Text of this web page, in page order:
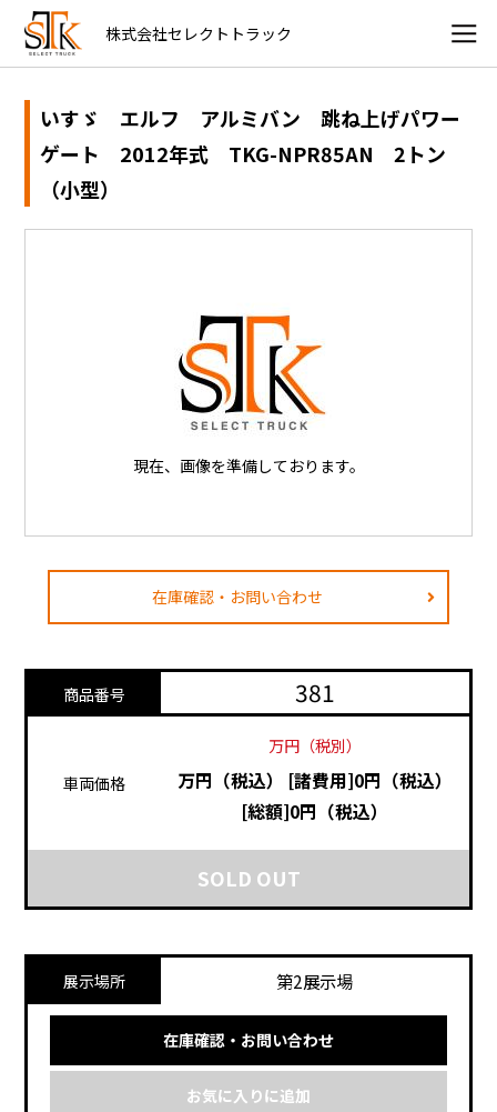
株式会社セレクトトラック
いすゞ エルフ アルミバン 跳ね上げパワー
ゲート 2012年式 TKG-NPR85AN 2トン
（小型）
現在、画像を準備しております。
在庫確認・お問い合わせ
商品番号 381
車両価格
万円（税別）
万円（税込）
[諸費用]0円（税込）
[総額]0円（税込）
SOLD OUT
展示場所 第2展示場
在庫確認・お問い合わせ
お気に入りに追加